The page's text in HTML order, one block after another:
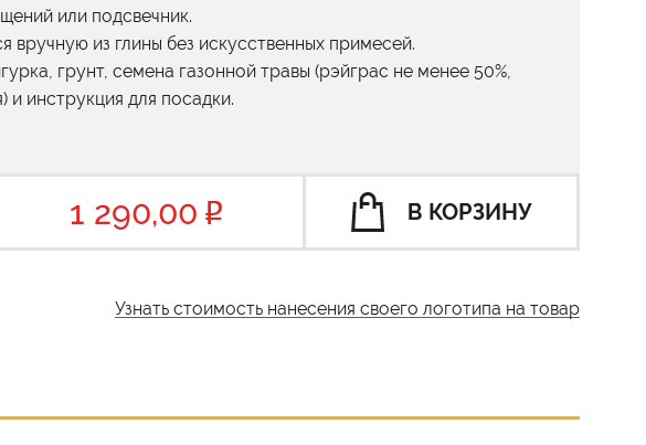
или подсвечник.
вручную из глины без искусственных примесей.
грунт, семена газонной травы (рэйграс не менее 50%,
и инструкция для посадки.
1 290,00 В КОРЗИНУ
Узнать стоимость нанесения своего логотипа на товар